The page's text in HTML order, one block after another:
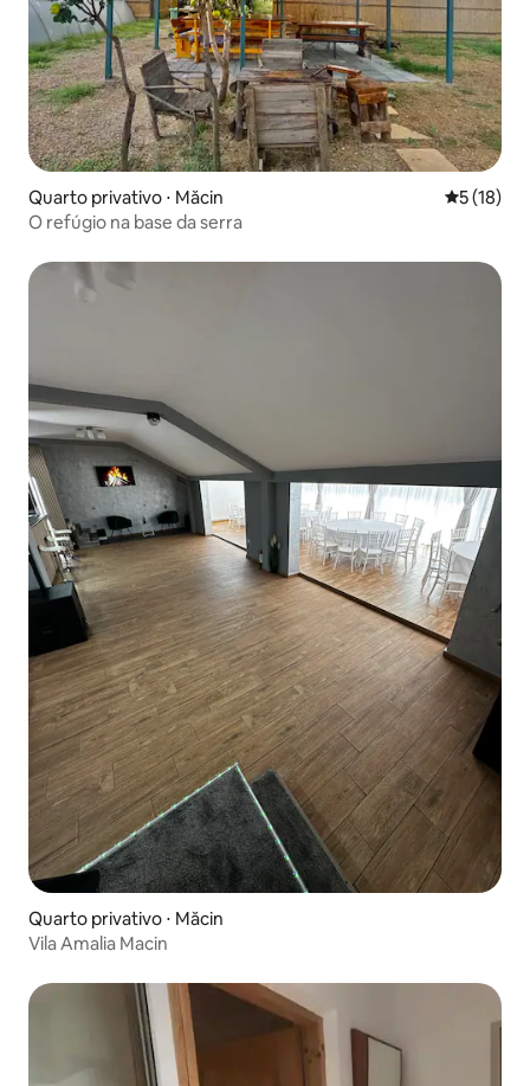
Quarto privativo ⋅ Măcin 5 de uma
5 (18)
O refúgio na base da serra
Quarto privativo ⋅ Măcin
Vila Amalia Macin